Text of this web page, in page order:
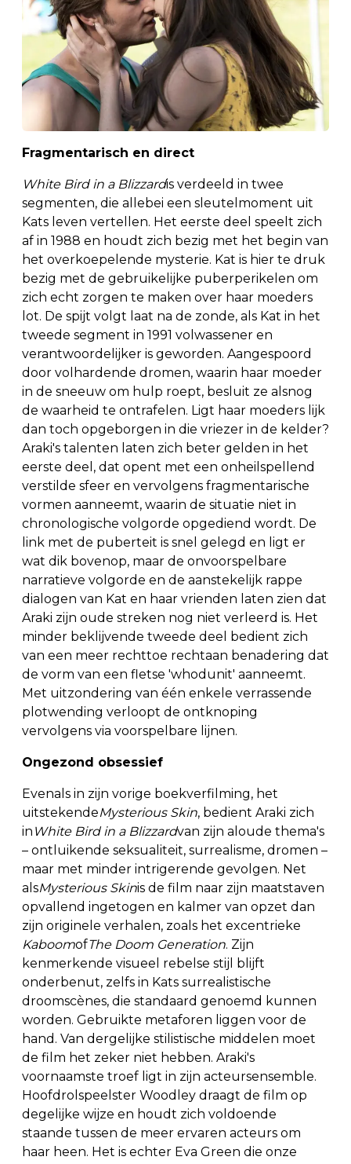
Fragmentarisch en direct
White Bird in a Blizzardis verdeeld in twee
segmenten, die allebei een sleutelmoment uit
Kats leven vertellen. Het eerste deel speelt zich
af in 1988 en houdt zich bezig met het begin van
het overkoepelende mysterie. Kat is hier te druk
bezig met de gebruikelijke puberperikelen om
zich echt zorgen te maken over haar moeders
lot. De spijt volgt laat na de zonde, als Kat in het
tweede segment in 1991 volwassener en
verantwoordelijker is geworden. Aangespoord
door volhardende dromen, waarin haar moeder
in de sneeuw om hulp roept, besluit ze alsnog
de waarheid te ontrafelen. Ligt haar moeders lijk
dan toch opgeborgen in die vriezer in de kelder?
Araki's talenten laten zich beter gelden in het
eerste deel, dat opent met een onheilspellend
verstilde sfeer en vervolgens fragmentarische
vormen aanneemt, waarin de situatie niet in
chronologische volgorde opgediend wordt. De
link met de puberteit is snel gelegd en ligt er
wat dik bovenop, maar de onvoorspelbare
narratieve volgorde en de aanstekelijk rappe
dialogen van Kat en haar vrienden laten zien dat
Araki zijn oude streken nog niet verleerd is. Het
minder beklijvende tweede deel bedient zich
van een meer rechttoe rechtaan benadering dat
de vorm van een fletse 'whodunit' aanneemt.
Met uitzondering van één enkele verrassende
plotwending verloopt de ontknoping
vervolgens via voorspelbare lijnen.
Ongezond obsessief
Evenals in zijn vorige boekverfilming, het
uitstekendeMysterious Skin, bedient Araki zich
in White Bird in a Blizzardvan zijn aloude thema's
– ontluikende seksualiteit, surrealisme, dromen –
maar met minder intrigerende gevolgen. Net
alsMysterious Skinis de film naar zijn maatstaven
opvallend ingetogen en kalmer van opzet dan
zijn originele verhalen, zoals het excentrieke
KaboomofThe Doom Generation. Zijn
kenmerkende visueel rebelse stijl blijft
onderbenut, zelfs in Kats surrealistische
droomscènes, die standaard genoemd kunnen
worden. Gebruikte metaforen liggen voor de
hand. Van dergelijke stilistische middelen moet
de film het zeker niet hebben. Araki's
voornaamste troef ligt in zijn acteursensemble.
Hoofdrolspeelster Woodley draagt de film op
degelijke wijze en houdt zich voldoende
staande tussen de meer ervaren acteurs om
haar heen. Het is echter Eva Green die onze